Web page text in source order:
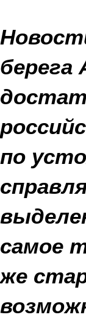
берега
по
самое
же